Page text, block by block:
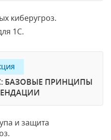
киберугроз.
1С.
БАЗОВЫЕ ПРИНЦИПЫ
и защита